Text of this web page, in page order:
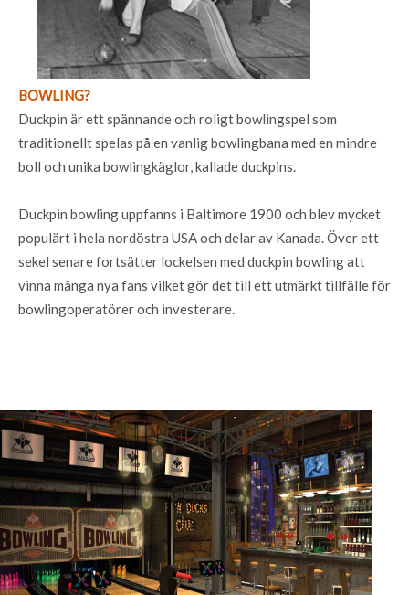
BOWLING?
Duckpin är ett spännande och roligt bowlingspel som
traditionellt spelas på en vanlig bowlingbana med en mindre
boll och unika bowlingkäglor, kallade duckpins.
Duckpin bowling uppfanns i Baltimore 1900 och blev mycket
populärt i hela nordöstra USA och delar av Kanada. Över ett
sekel senare fortsätter lockelsen med duckpin bowling att
vinna många nya fans vilket gör det till ett utmärkt tillfälle för
bowlingoperatörer och investerare.